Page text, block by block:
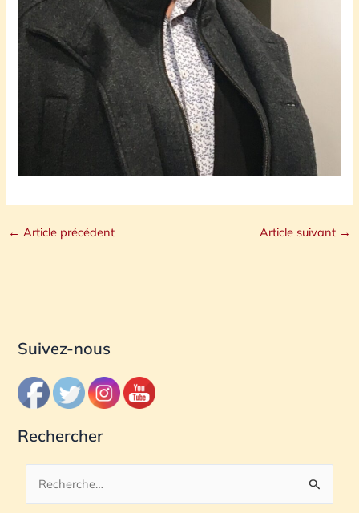
← Article précédent Article suivant →
Suivez-nous
Rechercher